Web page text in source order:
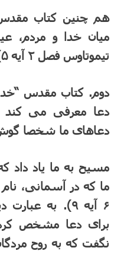
هم چنین کتاب
میان خدا و
تیموتاوس فصل ۲ آیه ۵).
دوم. کتاب مقدس
دعاهای ما شخصا
مسیح به ما یاد داد
ما که در آسمانی،
۶ آیه ۹). به
برای دعا مشخص
نگفت که به روح